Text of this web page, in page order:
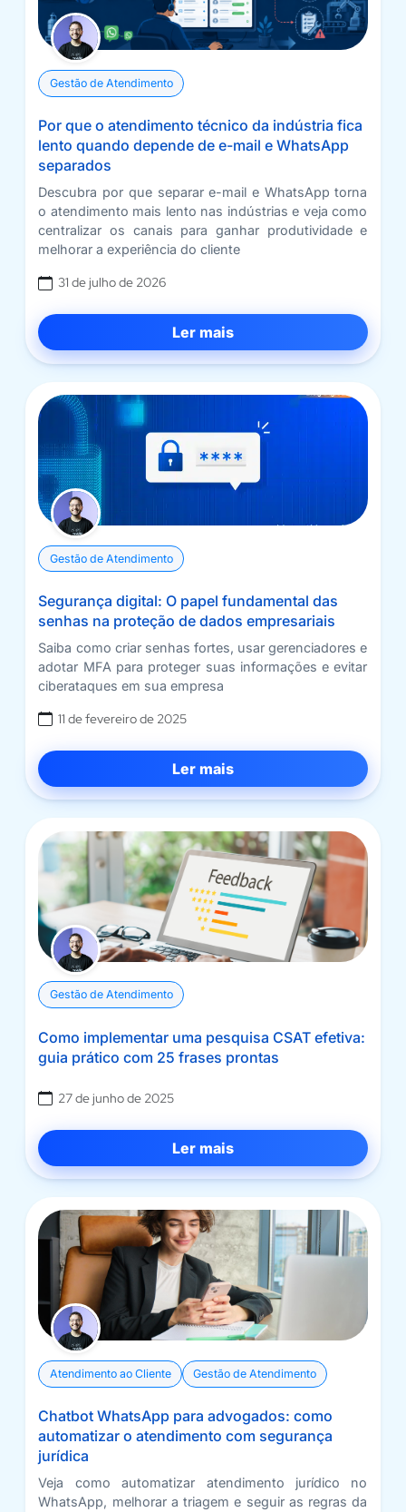
Gestão de Atendimento
Por que o atendimento técnico da indústria fica
lento quando depende de e-mail e WhatsApp
separados
Descubra por que separar e-mail e WhatsApp torna
o atendimento mais lento nas indústrias e veja como
centralizar os canais para ganhar produtividade e
melhorar a experiência do cliente
31 de julho de 2026
Ler mais
Gestão de Atendimento
Segurança digital: O papel fundamental das
senhas na proteção de dados empresariais
Saiba como criar senhas fortes, usar gerenciadores e
adotar MFA para proteger suas informações e evitar
ciberataques em sua empresa
11 de fevereiro de 2025
Ler mais
Gestão de Atendimento
Como implementar uma pesquisa CSAT efetiva:
guia prático com 25 frases prontas
27 de junho de 2025
Ler mais
Atendimento ao Cliente Gestão de Atendimento
Chatbot WhatsApp para advogados: como
automatizar o atendimento com segurança
jurídica
Veja como automatizar atendimento jurídico no
WhatsApp, melhorar a triagem e seguir as regras da